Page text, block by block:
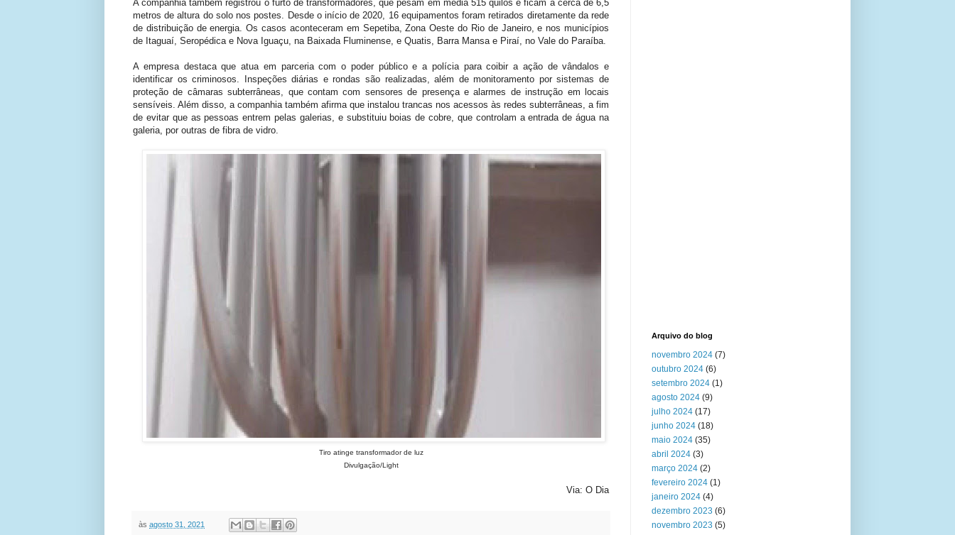
A companhia também registrou o furto de transformadores, que pesam em média 515 quilos e ficam a cerca de 6,5
metros de altura do solo nos postes. Desde o início de 2020, 16 equipamentos foram retirados diretamente da rede
de distribuição de energia. Os casos aconteceram em Sepetiba, Zona Oeste do Rio de Janeiro, e nos municípios
de Itaguaí, Seropédica e Nova Iguaçu, na Baixada Fluminense, e Quatis, Barra Mansa e Piraí, no Vale do Paraíba.
A empresa destaca que atua em parceria com o poder público e a polícia para coibir a ação de vândalos e
identificar os criminosos. Inspeções diárias e rondas são realizadas, além de monitoramento por sistemas de
proteção de câmaras subterrâneas, que contam com sensores de presença e alarmes de instrução em locais
sensíveis. Além disso, a companhia também afirma que instalou trancas nos acessos às redes subterrâneas, a fim
de evitar que as pessoas entrem pelas galerias, e substituiu boias de cobre, que controlam a entrada de água na
galeria, por outras de fibra de vidro.
Tiro atinge transformador de luz
Divulgação/Light
Via: O Dia
às agosto 31, 2021
Arquivo do blog
novembro 2024 (7)
outubro 2024 (6)
setembro 2024 (1)
agosto 2024 (9)
julho 2024 (17)
junho 2024 (18)
maio 2024 (35)
abril 2024 (3)
março 2024 (2)
fevereiro 2024 (1)
janeiro 2024 (4)
dezembro 2023 (6)
novembro 2023 (5)